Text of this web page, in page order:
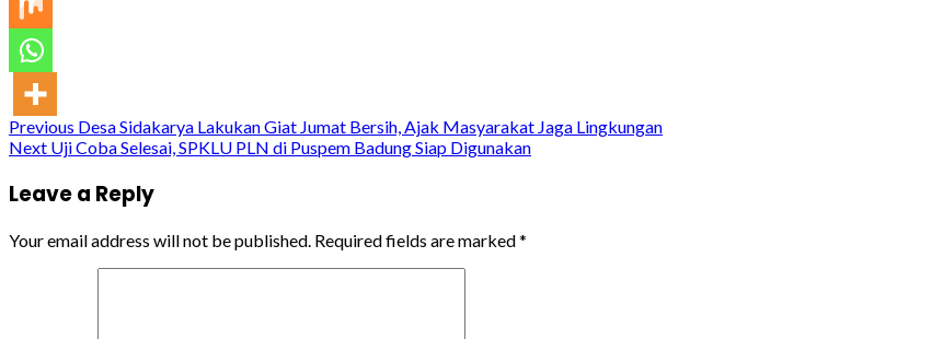
Continue
Previous Desa Sidakarya Lakukan Giat Jumat Bersih, Ajak Masyarakat Jaga Lingkungan
Next Uji Coba Selesai, SPKLU PLN di Puspem Badung Siap Digunakan
Leave a Reply
Your email address will not be published. Required fields are marked*